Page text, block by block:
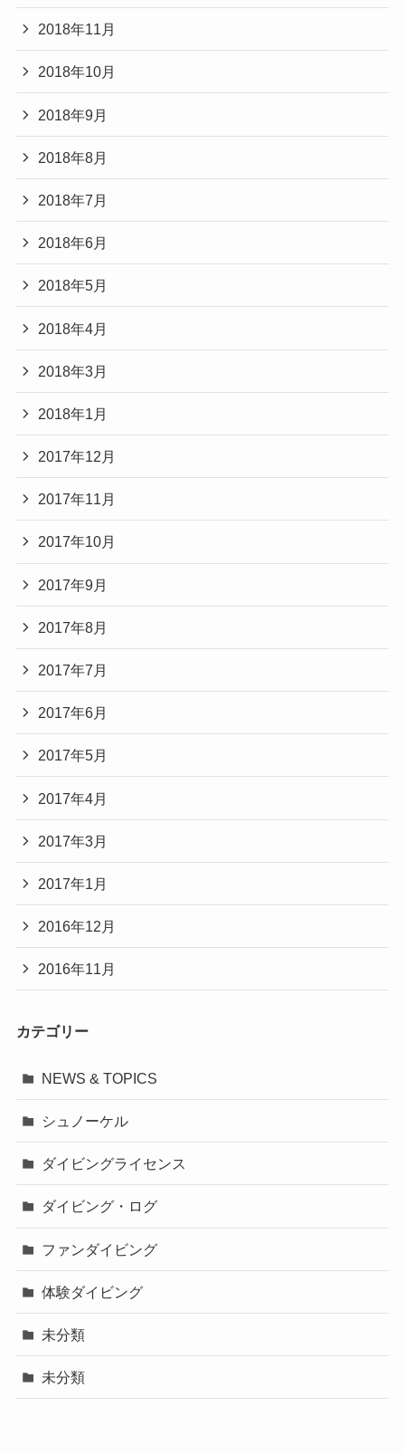
2018年11月
2018年10月
2018年9月
2018年8月
2018年7月
2018年6月
2018年5月
2018年4月
2018年3月
2018年1月
2017年12月
2017年11月
2017年10月
2017年9月
2017年8月
2017年7月
2017年6月
2017年5月
2017年4月
2017年3月
2017年1月
2016年12月
2016年11月
カテゴリー
NEWS & TOPICS
シュノーケル
ダイビングライセンス
ダイビング・ログ
ファンダイビング
体験ダイビング
未分類
未分類